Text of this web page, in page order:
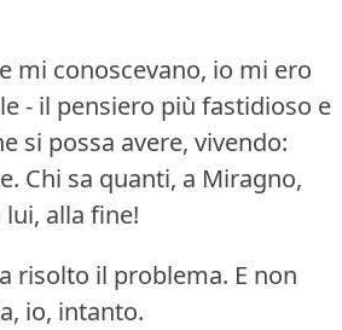
mi conoscevano, io mi ero
- il pensiero più fastidioso e
si possa avere, vivendo:
Chi sa quanti, a Miragno,
lui, alla fine!
risolto il problema. E non
io, intanto.